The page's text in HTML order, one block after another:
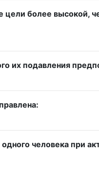
более высокой,
их подавления
человека при